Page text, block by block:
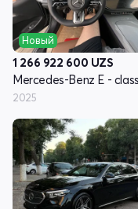
Новый
1 266 922 600 UZS
2025